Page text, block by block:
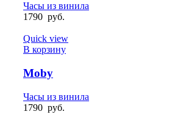
Часы из винила
1790 руб.
Quick view
В корзину
Moby
Часы из винила
1790 руб.